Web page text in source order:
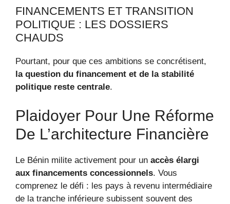
FINANCEMENTS ET TRANSITION
POLITIQUE : LES DOSSIERS
CHAUDS
Pourtant, pour que ces ambitions se concrétisent,
la question du financement et de la stabilité
politique reste centrale.
Plaidoyer Pour Une Réforme
De L’architecture Financière
Le Bénin milite activement pour un accès élargi
aux financements concessionnels. Vous
comprenez le défi : les pays à revenu intermédiaire
de la tranche inférieure subissent souvent des